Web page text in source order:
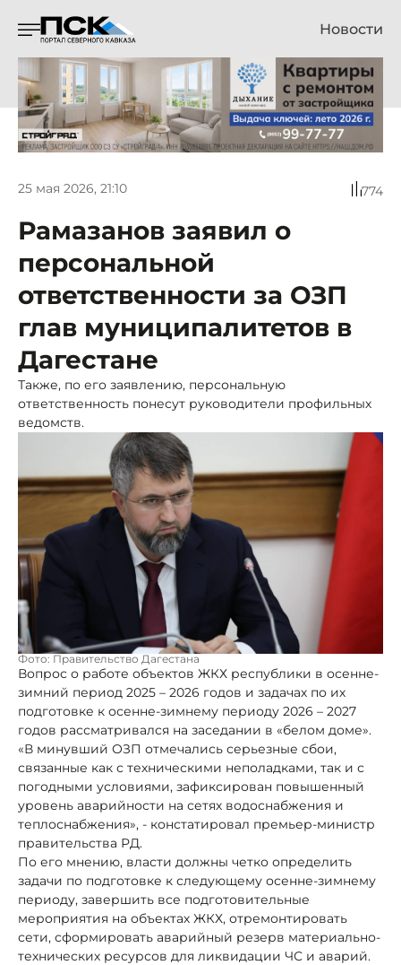
Новости
25 мая 2026, 21:10 774
Рамазанов заявил о
персональной
ответственности за ОЗП
глав муниципалитетов в
Дагестане
Также, по его заявлению, персональную
ответственность понесут руководители профильных
ведомств.
Фото: Правительство Дагестана
Вопрос о работе объектов ЖКХ республики в осенне-
зимний период 2025 – 2026 годов и задачах по их
подготовке к осенне-зимнему периоду 2026 – 2027
годов рассматривался на заседании в «белом доме».
«В минувший ОЗП отмечались серьезные сбои,
связанные как с техническими неполадками, так и с
погодными условиями, зафиксирован повышенный
уровень аварийности на сетях водоснабжения и
теплоснабжения», - констатировал премьер-министр
правительства РД.
По его мнению, власти должны четко определить
задачи по подготовке к следующему осенне-зимнему
периоду, завершить все подготовительные
мероприятия на объектах ЖКХ, отремонтировать
сети, сформировать аварийный резерв материально-
технических ресурсов для ликвидации ЧС и аварий.